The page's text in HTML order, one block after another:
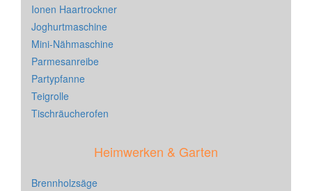
Ionen Haartrockner
Joghurtmaschine
Mini-Nähmaschine
Parmesanreibe
Partypfanne
Teigrolle
Tischräucherofen
Heimwerken & Garten
Brennholzsäge